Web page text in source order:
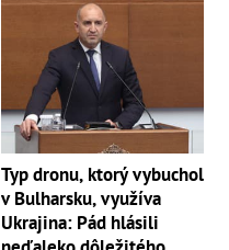
Typ dronu, ktorý vybuchol
v Bulharsku, využíva
Ukrajina: Pád hlásili